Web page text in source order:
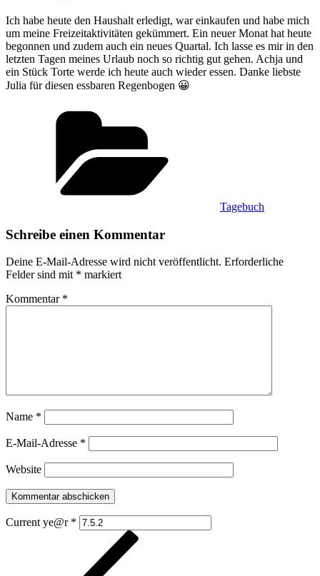
Ich habe heute den Haushalt erledigt, war einkaufen und habe mich
um meine Freizeitaktivitäten gekümmert. Ein neuer Monat hat heute
begonnen und zudem auch ein neues Quartal. Ich lasse es mir in den
letzten Tagen meines Urlaub noch so richtig gut gehen. Achja und
ein Stück Torte werde ich heute auch wieder essen. Danke liebste
Julia für diesen essbaren Regenbogen 😀
Tagebuch
Schreibe einen Kommentar
Deine E-Mail-Adresse wird nicht veröffentlicht. Erforderliche
Felder sind mit * markiert
Kommentar *
Name *
E-Mail-Adresse *
Website
Current ye@r *
Beitragsnavigation